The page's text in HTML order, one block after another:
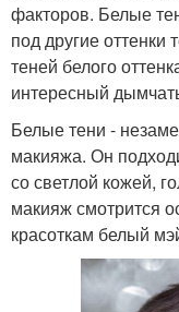
факторов. Белые
под другие оттенки
теней белого
интересный
Белые тени -
макияжа. Он
со светлой кожей,
макияж смотрится
красоткам белый